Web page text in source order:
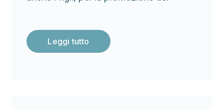
Leggi tutto